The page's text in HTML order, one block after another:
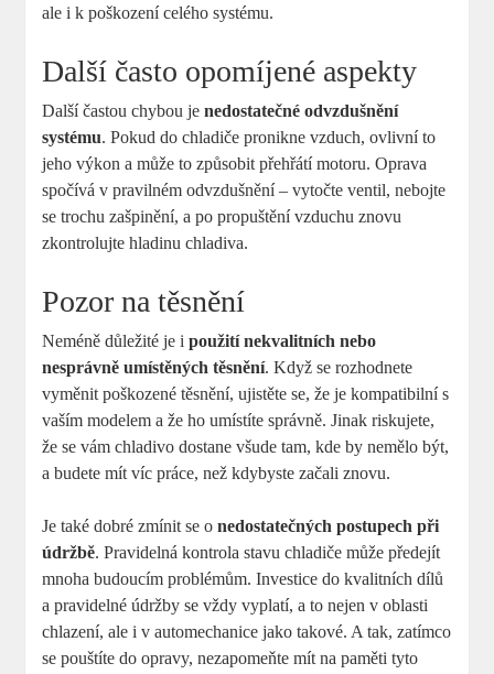
ale i k poškození celého systému.
Další často opomíjené aspekty
Další častou chybou jenedostatečné odvzdušnění
systému. Pokud do chladiče pronikne vzduch, ovlivní to
jeho výkon a může to způsobit přehřátí motoru. Oprava
spočívá v pravilném odvzdušnění – vytočte ventil, nebojte
se trochu zašpinění, a po propuštění vzduchu znovu
zkontrolujte hladinu chladiva.
Pozor na těsnění
Neméně důležité je ipoužití nekvalitních nebo
nesprávně umístěných těsnění. Když se rozhodnete
vyměnit poškozené těsnění, ujistěte se, že je kompatibilní s
vaším modelem a že ho umístíte správně. Jinak riskujete,
že se vám chladivo dostane všude tam, kde by nemělo být,
a budete mít víc práce, než kdybyste začali znovu.
Je také dobré zmínit se onedostatečných postupech při
údržbě. Pravidelná kontrola stavu chladiče může předejít
mnoha budoucím problémům. Investice do kvalitních dílů
a pravidelné údržby se vždy vyplatí, a to nejen v oblasti
chlazení, ale i v automechanice jako takové. A tak, zatímco
se pouštíte do opravy, nezapomeňte mít na paměti tyto